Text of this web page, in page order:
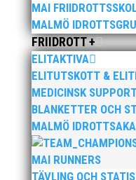
MAI
MALMÖ
FRIIDROTT +
ELITAKTIVA
ELITUTSKOTT &
MEDICINSK
BLANKETTER OCH
MALMÖ
MAI RUNNERS
TÄVLING OCH
Bilder från Stafett-SM
Leandersson Fler